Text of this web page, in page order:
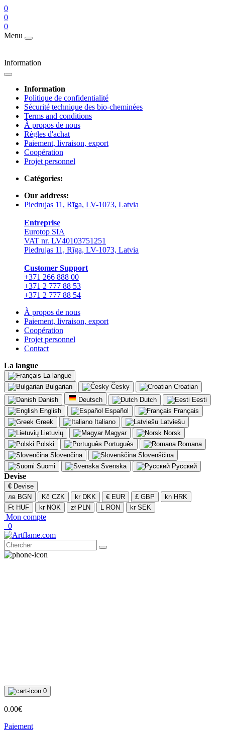
0
0
0
Menu
Information
Information
Politique de confidentialité
Sécurité technique des bio-cheminées
Terms and conditions
À propos de nous
Règles d'achat
Paiement, livraison, export
Coopération
Projet personnel
Catégories:
Our address:
Piedrujas 11, Rīga, LV-1073, Latvia
Entreprise
Eurotop SIA
VAT nr. LV40103751251
Piedrujas 11, Rīga, LV-1073, Latvia
Сustomer Support
+371 266 888 00
+371 2 777 88 53
+371 2 777 88 54
À propos de nous
Paiement, livraison, export
Coopération
Projet personnel
Contact
La langue
La langue
Bulgarian
Česky
Croatian
Danish
Deutsch Dutch
Eesti
English
Español
Français
Greek
Italiano
Latviešu
Lietuvių
Magyar
Norsk
Polski
Português
Romana
Slovenčina
Slovenščina
Suomi
Svenska Русский
Devise
€ Devise
лв BGN
Kč CZK kr DKK € EUR £ GBP
kn HRK
Ft HUF
kr NOK zł PLN L RON kr SEK
Mon compte
0
0
0.00€
Paiement